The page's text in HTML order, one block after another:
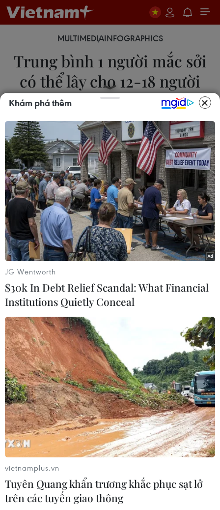
MULTIMEDIAINFOGRAPHICS
Trung bình 1 người mắc sởi
có thể lây cho 12-18 người
khác
15/03/2025 23:44
90% người chưa có miễn dịch sẽ bị mắc bệnh nếu
tiếp xúc gần với bệnh nhân sởi. Trung bình 1 người
mắc bệnh có thể lây cho 12-18 người khác.
Khám phá thêm
JG Wentworth
$30k In Debt Relief Scandal: What Financial
Institutions Quietly Conceal
vietnamplus.vn
Tuyên Quang khẩn trương khắc phục sạt lở
trên các tuyến giao thông